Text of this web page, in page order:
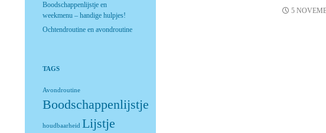
5
Boodschappenlijstje en
weekmenu – handige hulpjes!
Ochtendroutine en avondroutine
TAGS
Avondroutine
Boodschappenlijstje
houdbaarheid Lijstje